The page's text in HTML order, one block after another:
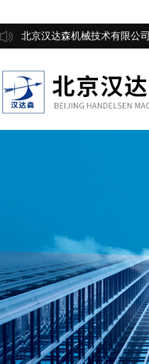
北京汉达森机械技术有限公司